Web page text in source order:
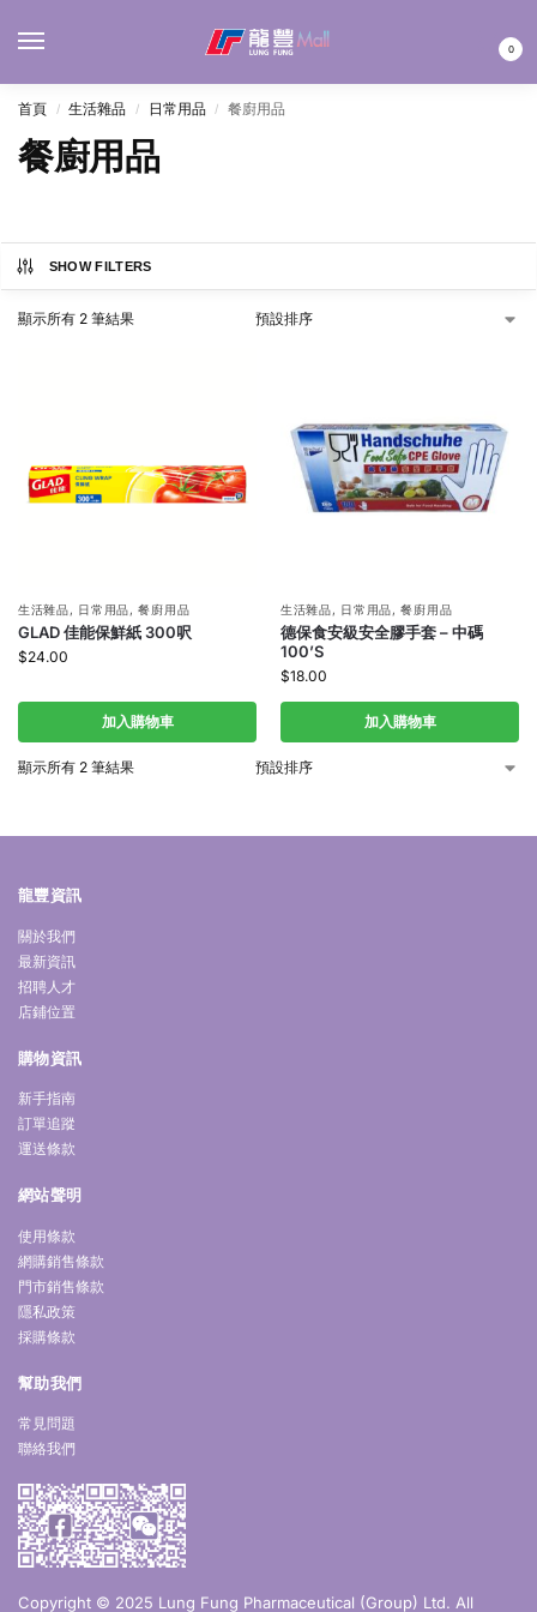
0
首頁 / 生活雜品 / 日常用品 / 餐廚用品
餐廚用品
SHOW FILTERS
顯示所有 2 筆結果
生活雜品, 日常用品,餐廚用品
GLAD 佳能保鮮紙 300呎
$24.00
加入購物車
生活雜品, 日常用品,餐廚用品
德保食安級安全膠手套 – 中碼
100’S
$18.00
加入購物車
顯示所有 2 筆結果
龍豐資訊
關於我們
最新資訊
招聘人才
店鋪位置
購物資訊
新手指南
訂單追蹤
運送條款
網站聲明
使用條款
網購銷售條款
門市銷售條款
隱私政策
採購條款
幫助我們
常見問題
聯絡我們
Copyright © 2025 Lung Fung Pharmaceutical (Group) Ltd. All